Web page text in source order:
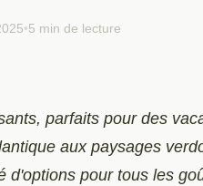
•5 min de lecture
parfaits pour des
aux paysages
d'options pour tous les